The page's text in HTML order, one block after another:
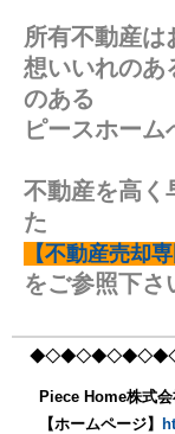
所有不動産は
想いいれのあ
のある
ピースホー
不動産を高く
た
【不動産売却
をご参照下さ
◆◇◆◇◆◇◆◇◆
Piece Home株式会
【ホームページ】